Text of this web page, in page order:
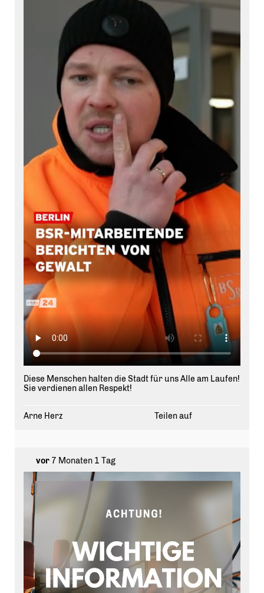
Diese Menschen halten die Stadt für uns Alle am Laufen!
Sie verdienen allen Respekt!
Arne Herz Teilen auf
vor7 Monaten 1 Tag